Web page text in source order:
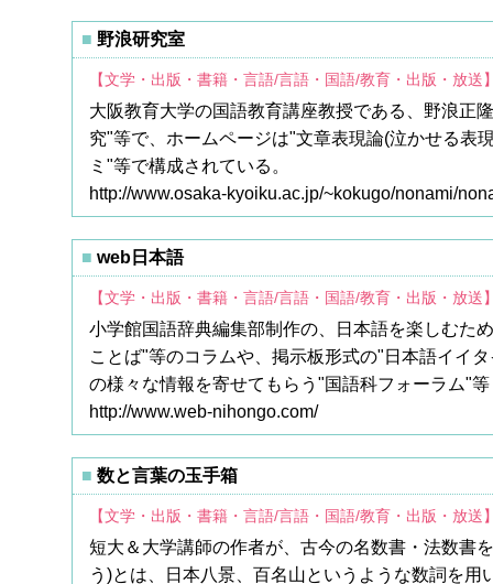
野浪研究室
【文学・出版・書籍・言語/言語・国語/教育・出版・放送
大阪教育大学の国語教育講座教授である、野浪正
究"等で、ホームページは"文章表現論(泣かせる表
ミ"等で構成されている。
http://www.osaka-kyoiku.ac.jp/~kokugo/nonami/
web日本語
【文学・出版・書籍・言語/言語・国語/教育・出版・放送
小学館国語辞典編集部制作の、日本語を楽しむた
ことば"等のコラムや、掲示板形式の"日本語イイ
の様々な情報を寄せてもらう"国語科フォーラム"
http://www.web-nihongo.com/
数と言葉の玉手箱
【文学・出版・書籍・言語/言語・国語/教育・出版・放送
短大＆大学講師の作者が、古今の名数書・法数書
う)とは、日本八景、百名山というような数詞を